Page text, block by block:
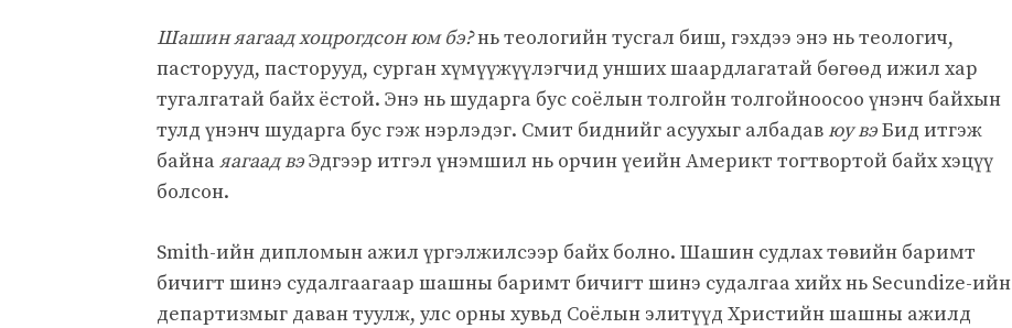
Шашин яагаад хоцрогдсон юм бэ?нь теологийн тусгал биш, гэхдээ энэ нь теологич,
пасторууд, пасторууд, сурган хүмүүжүүлэгчид унших шаардлагатай бөгөөд ижил хар
тугалгатай байх ёстой. Энэ нь шударга бус соёлын толгойн толгойноосоо үнэнч байхын
тулд үнэнч шударга бус гэж нэрлэдэг. Смит биднийг асуухыг албадав юу вэБид итгэж
байнаяагаад вэЭдгээр итгэл үнэмшил нь орчин үеийн Америкт тогтвортой байх хэцүү
болсон.
Smith-ийн дипломын ажил үргэлжилсээр байх болно. Шашин судлах төвийн баримт
бичигт шинэ судалгаагаар шашны баримт бичигт шинэ судалгаа хийх нь Secundize-ийн
департизмыг даван туулж, улс орны хувьд Соёлын элитүүд Христийн шашны ажилд